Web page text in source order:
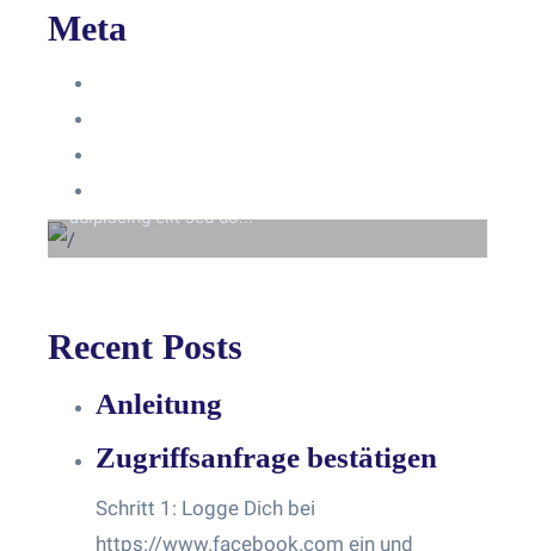
Meta
Beyond the tree line
adipiscing elit sed do...
Recent Posts
Anleitung
Zugriffsanfrage bestätigen
Schritt 1: Logge Dich bei
https://www.facebook.com ein und